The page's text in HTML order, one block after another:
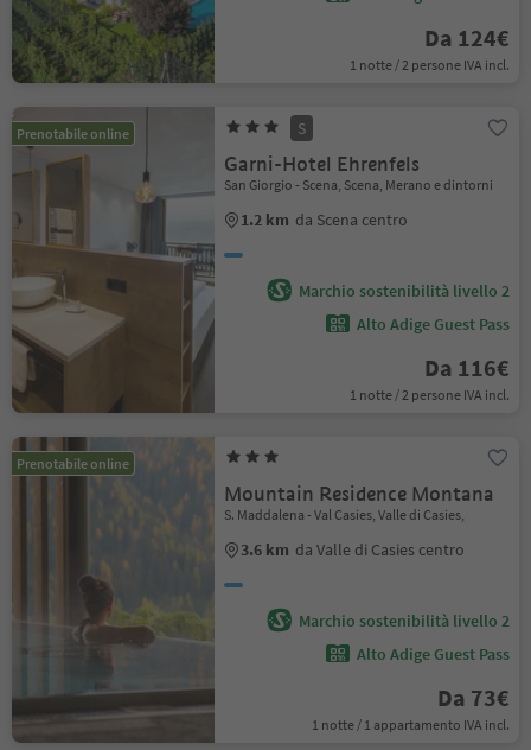
Da 124€
1 notte / 2 persone IVA incl.
Prenotabile online S
Garni-Hotel Ehrenfels
San Giorgio - Scena, Scena, Merano e dintorni
1.2 km da Scena centro
Marchio sostenibilità livello 2
Alto Adige Guest Pass
Da 116€
1 notte / 2 persone IVA incl.
Prenotabile online
Mountain Residence Montana
S. Maddalena - Val Casies, Valle di Casies,
3.6 km da Valle di Casies centro
Marchio sostenibilità livello 2
Alto Adige Guest Pass
Da 73€
1 notte / 1 appartamento IVA incl.